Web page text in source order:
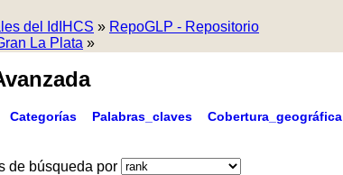
del IdIHCS » RepoGLP - Repositorio
La Plata »
Categorías Palabras_claves Cobertura_geográfica
de búsqueda por